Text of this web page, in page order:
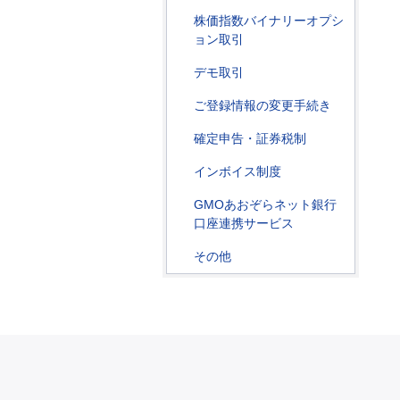
株価指数バイナリーオプシ
ョン取引
デモ取引
ご登録情報の変更手続き
確定申告・証券税制
インボイス制度
GMOあおぞらネット銀行
口座連携サービス
その他